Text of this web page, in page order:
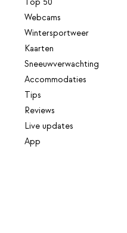
Top 50
Webcams
Wintersportweer
Kaarten
Sneeuwverwachting
Accommodaties
Tips
Reviews
Live updates
App